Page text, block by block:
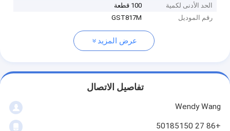
الحد الأدنى لكمية
100 قطعة
رقم الموديل
GST817M
عرض المزيد
تفاصيل الاتصال
Wendy Wang
+86 27 50185150